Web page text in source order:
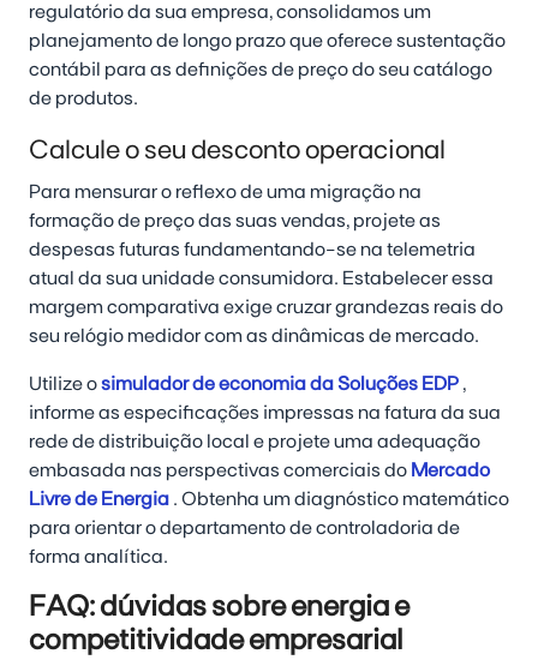
regulatório da sua empresa, consolidamos um
planejamento de longo prazo que oferece sustentação
contábil para as definições de preço do seu catálogo
de produtos.
Calcule o seu desconto operacional
Para mensurar o reflexo de uma migração na
formação de preço das suas vendas, projete as
despesas futuras fundamentando-se na telemetria
atual da sua unidade consumidora. Estabelecer essa
margem comparativa exige cruzar grandezas reais do
seu relógio medidor com as dinâmicas de mercado.
Utilize osimulador de economia da Soluções EDP ,
informe as especificações impressas na fatura da sua
rede de distribuição local e projete uma adequação
embasada nas perspectivas comerciais do Mercado
Livre de Energia . Obtenha um diagnóstico matemático
para orientar o departamento de controladoria de
forma analítica.
FAQ: dúvidas sobre energia e
competitividade empresarial